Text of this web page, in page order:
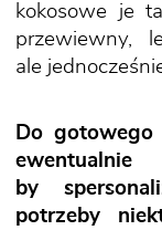
kokosowe je
przewiewny,
ale
Do gotowego
by
potrzeby